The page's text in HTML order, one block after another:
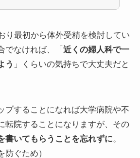
り最初から体外受精を検討してい
でなければ、「 近くの婦人科で一
う 」くらいの気持ちで大丈夫だと
プすることになれば大学病院や不
転院することになりますが、その
書いてもらうことを忘れずに。
防ぐため）